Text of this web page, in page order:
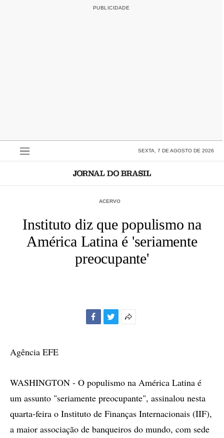
SEXTA, 7 DE AGOSTO DE 2026
ACERVO
Instituto diz que populismo na
América Latina é 'seriamente
preocupante'
Agência EFE
WASHINGTON - O populismo na América Latina é
um assunto "seriamente preocupante", assinalou nesta
quarta-feira o Instituto de Finanças Internacionais (IIF),
a maior associação de banqueiros do mundo, com sede